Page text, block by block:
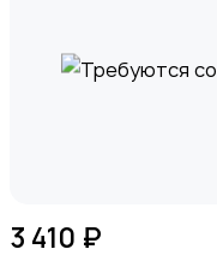
3 410 ₽